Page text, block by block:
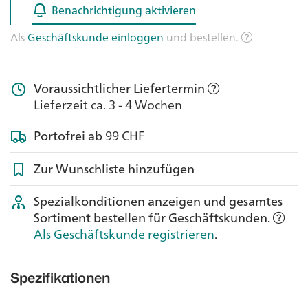
Benachrichtigung aktivieren
Benachrichtigung aktivieren
AlsGeschäftskunde einloggen und bestellen.
Voraussichtlicher Liefertermin
Lieferzeit ca. 3 - 4 Wochen
Portofrei ab99 CHF
Zur Wunschliste hinzufügen
Spezialkonditionen anzeigen und gesamtes
Sortiment bestellen für Geschäftskunden.
Als Geschäftskunde registrieren.
Spezifikationen